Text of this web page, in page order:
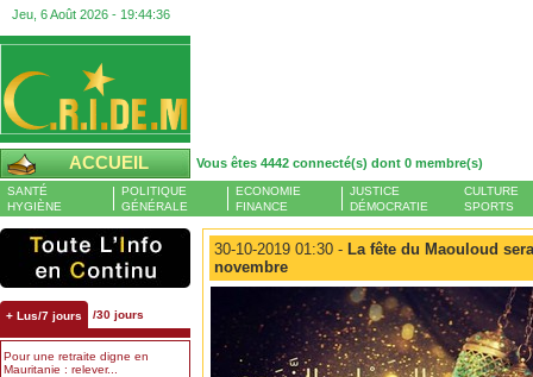
Jeu, 6 Août 2026 - 19:44:37
ACCUEIL Vous êtes 4442 connecté(s) dont 0 membre(s)
SANTÉ
HYGIÈNE
POLITIQUE
GÉNÉRALE
ECONOMIE
FINANCE
JUSTICE
DÉMOCRATIE
CULTURE
SPORTS
+ Lus/7 jours /30 jours
Pour une retraite digne en
Mauritanie : relever...
30-10-2019 01:30 - La fête du Maouloud
novembre